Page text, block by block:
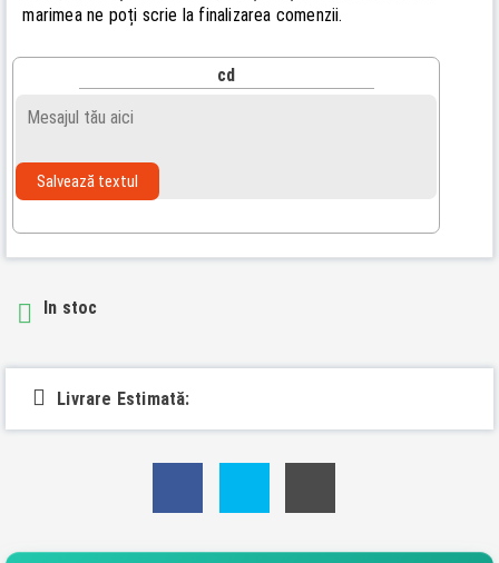
marimea ne poți scrie la finalizarea comenzii.
cd
Salvează textul
 In stoc
Livrare Estimată: